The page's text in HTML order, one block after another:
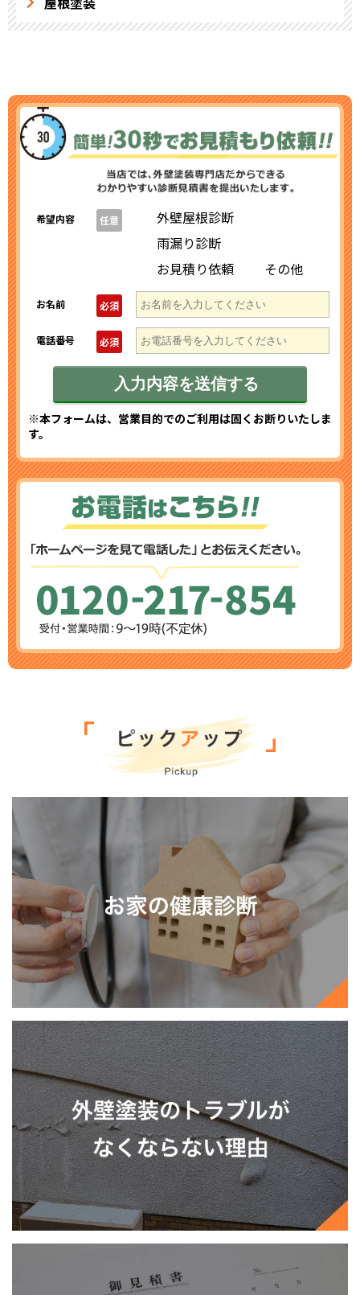
希望内容 任意
外壁屋根診断
雨漏り診断
お見積り依頼
その他
お名前 必須
電話番号 必須
※本フォームは、営業目的でのご利用は固くお断りいたしま
す。